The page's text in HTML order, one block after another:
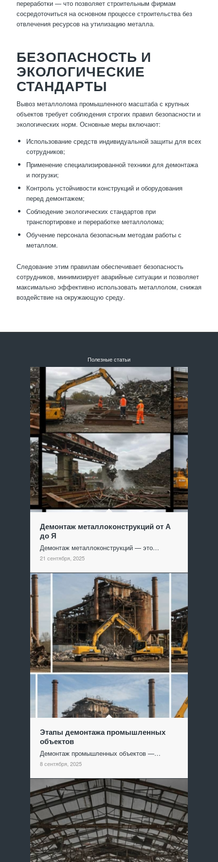
переработки — что позволяет строительным фирмам
сосредоточиться на основном процессе строительства без
отвлечения ресурсов на утилизацию металла.
БЕЗОПАСНОСТЬ И
ЭКОЛОГИЧЕСКИЕ
СТАНДАРТЫ
Вывоз металлолома промышленного масштаба с крупных
объектов требует соблюдения строгих правил безопасности и
экологических норм. Основные меры включают:
Использование средств индивидуальной защиты для всех
сотрудников;
Применение специализированной техники для демонтажа
и погрузки;
Контроль устойчивости конструкций и оборудования
перед демонтажем;
Соблюдение экологических стандартов при
транспортировке и переработке металлолома;
Обучение персонала безопасным методам работы с
металлом.
Следование этим правилам обеспечивает безопасность
сотрудников, минимизирует аварийные ситуации и позволяет
максимально эффективно использовать металлолом, снижая
воздействие на окружающую среду.
Полезные статьи
Демонтаж металлоконструкций от А
до Я
Демонтаж металлоконструкций — это…
21 сентября, 2025
Этапы демонтажа промышленных
объектов
Демонтаж промышленных объектов —…
8 сентября, 2025